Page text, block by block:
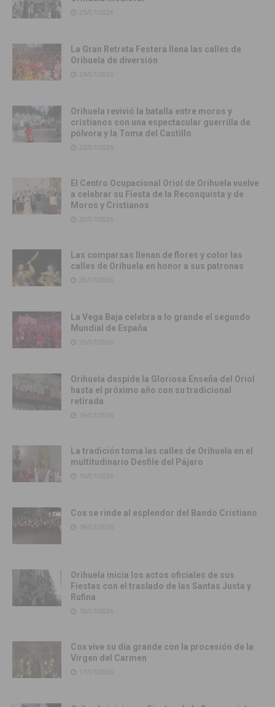
25/07/2026
La Gran Retreta Festera llena las calles de
Orihuela de diversión
24/07/2026
Orihuela revivió la batalla entre moros y
cristianos con una espectacular guerrilla de
pólvora y la Toma del Castillo
22/07/2026
El Centro Ocupacional Oriol de Orihuela vuelve
a celebrar su Fiesta de la Reconquista y de
Moros y Cristianos
20/07/2026
Las comparsas llenan de flores y color las
calles de Orihuela en honor a sus patronas
20/07/2026
La Vega Baja celebra a lo grande el segundo
Mundial de España
20/07/2026
Orihuela despide la Gloriosa Enseña del Oriol
hasta el próximo año con su tradicional
retirada
19/07/2026
La tradición toma las calles de Orihuela en el
multitudinario Desfile del Pájaro
19/07/2026
Cox se rinde al esplendor del Bando Cristiano
18/07/2026
Orihuela inicia los actos oficiales de sus
Fiestas con el traslado de las Santas Justa y
Rufina
18/07/2026
Cox vive su día grande con la procesión de la
Virgen del Carmen
17/07/2026